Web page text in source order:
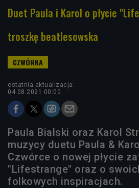
Duet Paula i Karol o płycie
troszkę beatlesowska
ostatnia aktualizacja:
04.08.2021 00:00
Paula Bialski oraz Karol
muzycy duetu Paula &
Czwórce o nowej płycie
"Lifestrange" oraz o
folkowych inspiracjach.